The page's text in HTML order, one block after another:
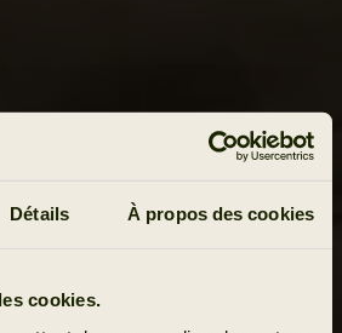
Détails À propos des cookies
cookies.